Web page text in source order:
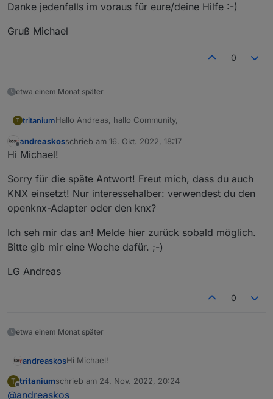
Danke jedenfalls im voraus für eure/deine Hilfe :-)
Gruß Michael
0
etwa einem Monat später
T tritaniumHallo Andreas, hallo Community,
ich habe mich nun nach vielm Lesen und Testen des
Scripts dazu durchgerungen, mal hier zu posten.
auch fehlerfrei.
In den Aufzählungen sind folgende Melder drin:
Offline
andreaskosschrieb am 16. Okt. 2022, 18:17
zuletzt editiert von
Hi Michael!
Sorry für die späte Antwort! Freut mich, dass du auch
KNX einsetzt! Nur interessehalber: verwendest du den
openknx-Adapter oder den knx?
Ich seh mir das an! Melde hier zurück sobald möglich.
Bitte gib mir eine Woche dafür. ;-)
LG Andreas
0
etwa einem Monat später
andreaskosHi Michael!
Sorry für die späte Antwort! Freut mich, dass du
auch KNX einsetzt! Nur interessehalber:
T
Offline
tritaniumschrieb am 24. Nov. 2022, 20:24
zuletzt editiert von
@andreaskos